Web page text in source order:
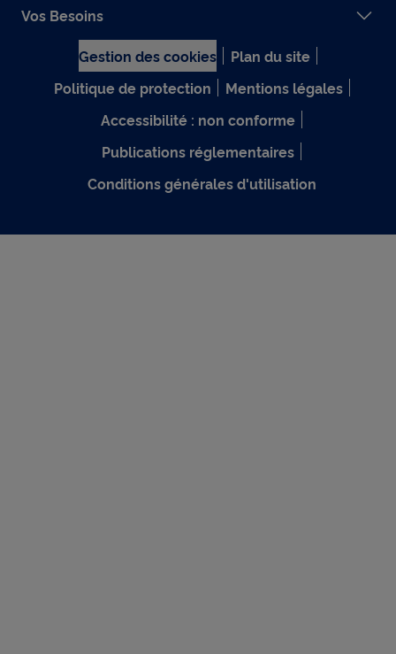
Vos Besoins
Gestion des cookies
Plan du site
Politique de protection
Mentions légales
Accessibilité : non conforme
Publications réglementaires
Conditions générales d'utilisation